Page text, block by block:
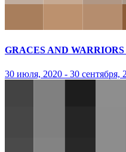
GRACES AND
30 июля, 2020 - 30 сентября,